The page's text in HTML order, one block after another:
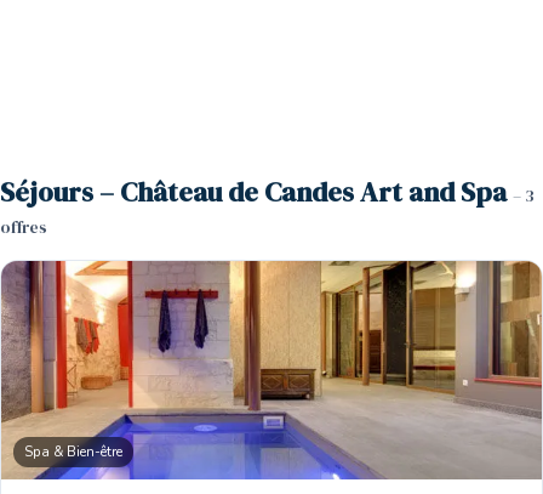
Séjours – Château de Candes Art and Spa – 3
offres
Spa & Bien-être